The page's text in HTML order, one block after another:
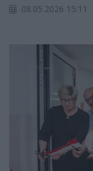
08.05.2026 15:11